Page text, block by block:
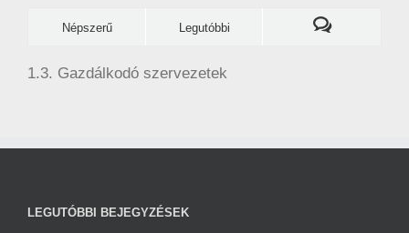
Népszerű Legutóbbi
1.3. Gazdálkodó szervezetek
LEGUTÓBBI BEJEGYZÉSEK